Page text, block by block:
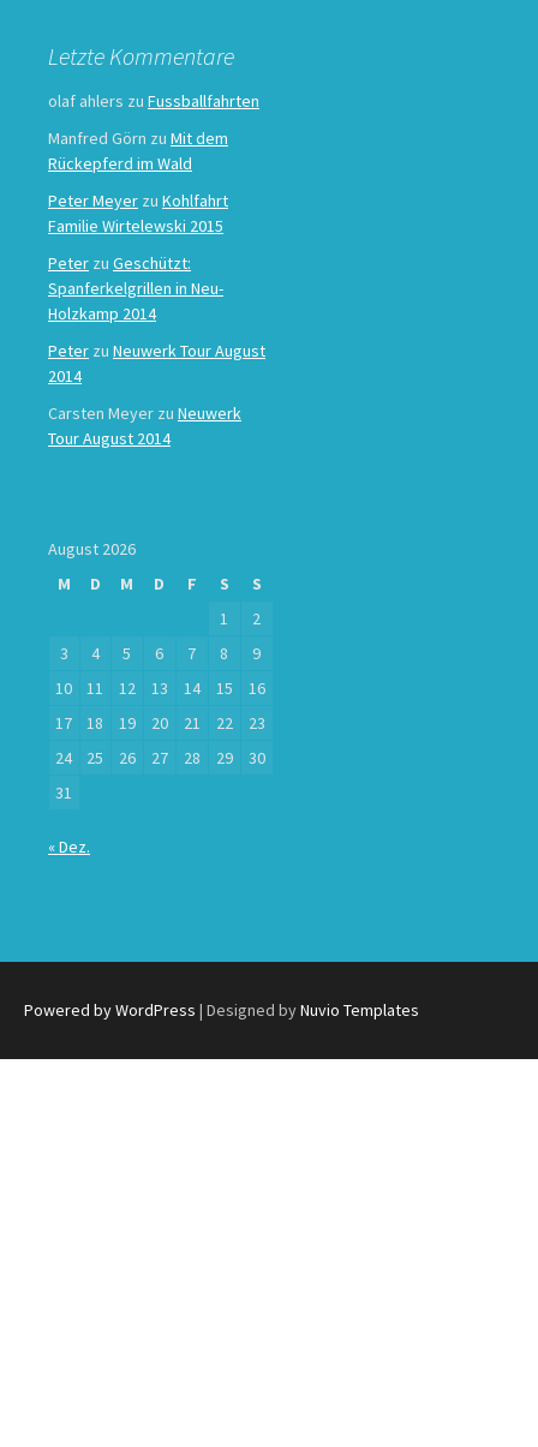
Letzte Kommentare
olaf ahlers zu Fussballfahrten
Manfred Görn zu Mit dem
Rückepferd im Wald
Peter Meyer zu Kohlfahrt
Familie Wirtelewski 2015
Peter zu Geschützt:
Spanferkelgrillen in Neu-
Holzkamp 2014
Peter zu Neuwerk Tour August
2014
Carsten Meyer zu Neuwerk
Tour August 2014
August 2026
M
D M D F S
S
1
2
3
4 5 6 7 8
9
10
11 12 13 14 15
16
17
18 19 20 21 22
23
24
25 26 27 28 29
30
31
« Dez.
Powered by WordPress | Designed byNuvio Templates